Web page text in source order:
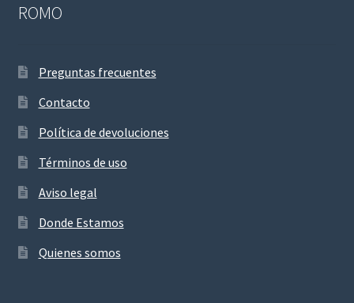
ROMO
Preguntas frecuentes
Contacto
Política de devoluciones
Términos de uso
Aviso legal
Donde Estamos
Quienes somos